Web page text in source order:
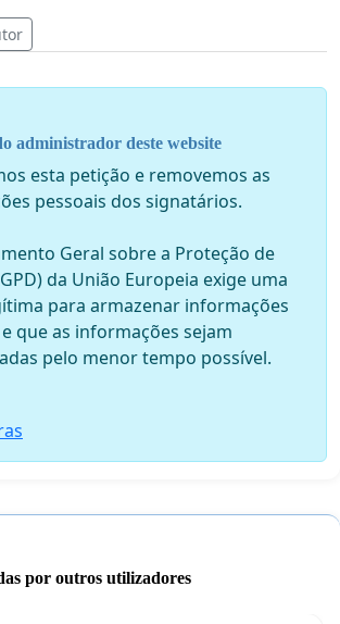
administrador deste website
esta petição e removemos as
pessoais dos signatários.
Geral sobre a Proteção de
da União Europeia exige uma
para armazenar informações
que as informações sejam
pelo menor tempo possível.
por outros utilizadores